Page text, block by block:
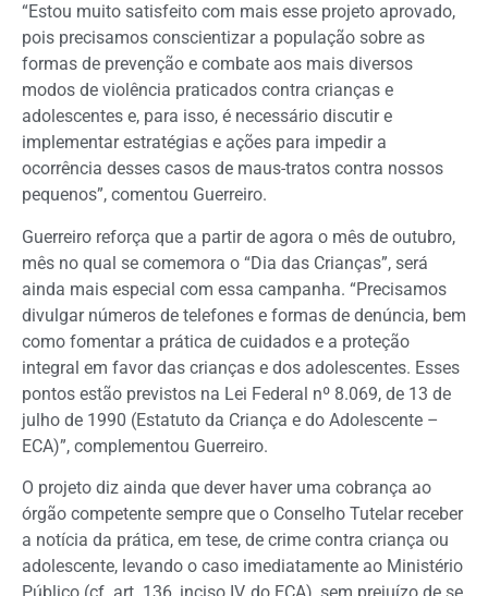
“Estou muito satisfeito com mais esse projeto aprovado,
pois precisamos conscientizar a população sobre as
formas de prevenção e combate aos mais diversos
modos de violência praticados contra crianças e
adolescentes e, para isso, é necessário discutir e
implementar estratégias e ações para impedir a
ocorrência desses casos de maus-tratos contra nossos
pequenos”, comentou Guerreiro.
Guerreiro reforça que a partir de agora o mês de outubro,
mês no qual se comemora o “Dia das Crianças”, será
ainda mais especial com essa campanha. “Precisamos
divulgar números de telefones e formas de denúncia, bem
como fomentar a prática de cuidados e a proteção
integral em favor das crianças e dos adolescentes. Esses
pontos estão previstos na Lei Federal nº 8.069, de 13 de
julho de 1990 (Estatuto da Criança e do Adolescente –
ECA)”, complementou Guerreiro.
O projeto diz ainda que dever haver uma cobrança ao
órgão competente sempre que o Conselho Tutelar receber
a notícia da prática, em tese, de crime contra criança ou
adolescente, levando o caso imediatamente ao Ministério